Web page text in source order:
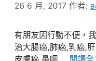
26 6 月, 2017 作者:
有朋友因行動不便，
治大腸癌,肺癌,乳癌,
皮膚癌,鼻咽 … 閱讀全